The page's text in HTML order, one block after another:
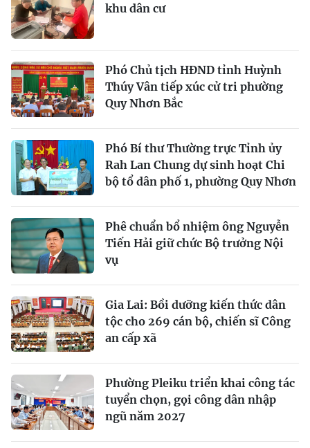
khu dân cư
Phó Chủ tịch HĐND tỉnh Huỳnh
Thúy Vân tiếp xúc cử tri phường
Quy Nhơn Bắc
Phó Bí thư Thường trực Tỉnh ủy
Rah Lan Chung dự sinh hoạt Chi
bộ tổ dân phố 1, phường Quy Nhơn
Phê chuẩn bổ nhiệm ông Nguyễn
Tiến Hải giữ chức Bộ trưởng Nội
vụ
Gia Lai: Bồi dưỡng kiến thức dân
tộc cho 269 cán bộ, chiến sĩ Công
an cấp xã
Phường Pleiku triển khai công tác
tuyển chọn, gọi công dân nhập
ngũ năm 2027